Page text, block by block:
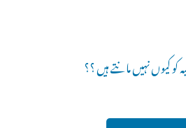
کیوں نہیں مانتے ہیں ؟؟